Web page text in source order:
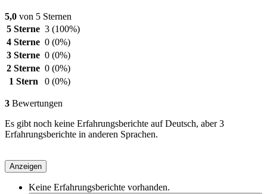
5,0 von 5 Sternen
5 Sterne 3 (100%)
4 Sterne 0 (0%)
3 Sterne 0 (0%)
2 Sterne 0 (0%)
1 Stern
0 (0%)
3 Bewertungen
Es gibt noch keine Erfahrungsberichte auf Deutsch, aber 3
Erfahrungsberichte in anderen Sprachen.
Anzeigen
Keine Erfahrungsberichte vorhanden.